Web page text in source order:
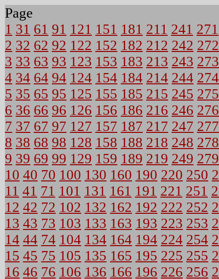
Page
1 31 61 91 121 151 181 211 241 271
2 32 62 92 122 152 182 212 242 272
3 33 63 93 123 153 183 213 243 273
4 34 64 94 124 154 184 214 244 274
5 35 65 95 125 155 185 215 245 275
6 36 66 96 126 156 186 216 246 276
7 37 67 97 127 157 187 217 247 277
8 38 68 98 128 158 188 218 248 278
9 39 69 99 129 159 189 219 249 279
10 40 70 100 130 160 190 220 250
11 41 71 101 131 161 191 221 251
12 42 72 102 132 162 192 222 252
13 43 73 103 133 163 193 223 253
14 44 74 104 134 164 194 224 254
15 45 75 105 135 165 195 225 255
16 46 76 106 136 166 196 226 256